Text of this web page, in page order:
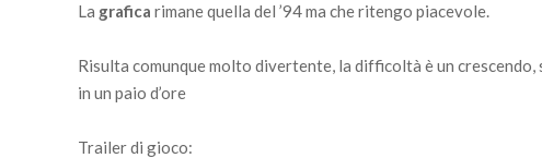
La grafica rimane quella del ’94 ma che ritengo piacevole.
Risulta comunque molto divertente, la difficoltà è un
in un paio d’ore
Trailer di gioco: